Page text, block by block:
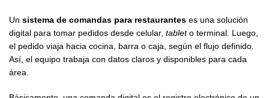
Un sistema de comandas para restaurantes es una solución
digital para tomar pedidos desde celular, tableto terminal. Luego,
el pedido viaja hacia cocina, barra o caja, según el flujo definido.
Así, el equipo trabaja con datos claros y disponibles para cada
área.